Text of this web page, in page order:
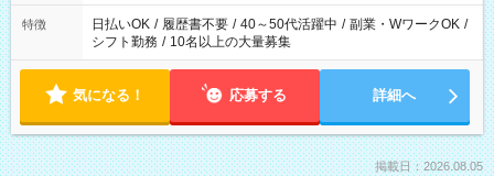
特徴 日払いOK / 履歴書不要 / 40～50代活躍中 / 副業・WワークOK /
シフト勤務 / 10名以上の大量募集
気になる！ 応募する 詳細へ
掲載日：2026.08.05